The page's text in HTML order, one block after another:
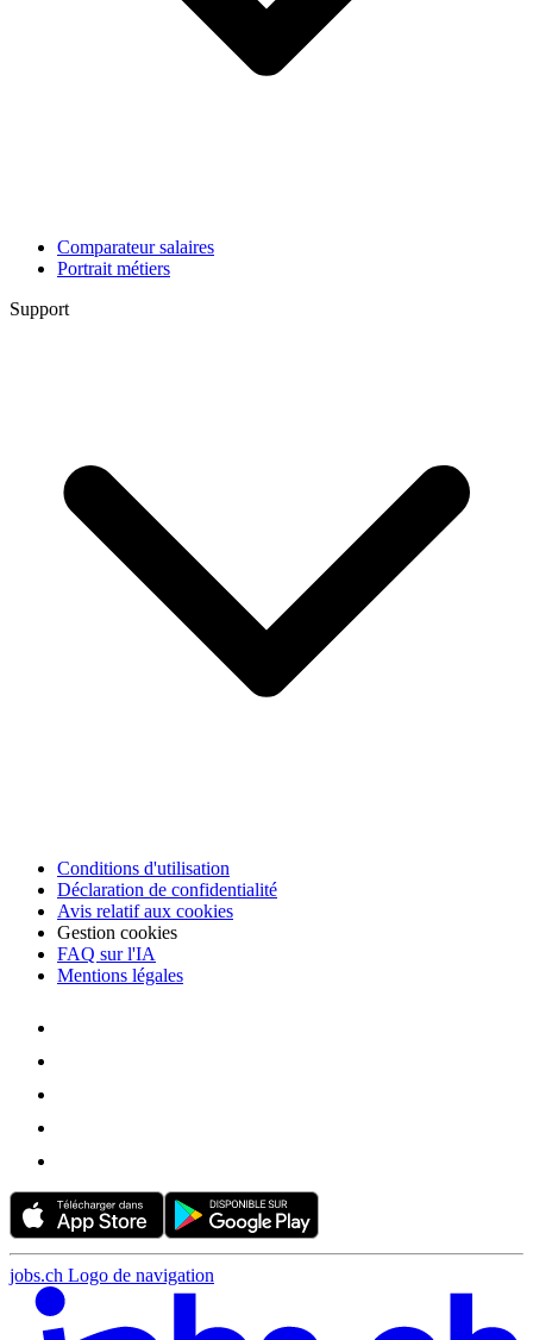
Comparateur salaires
Portrait métiers
Support
Conditions d'utilisation
Déclaration de confidentialité
Avis relatif aux cookies
Gestion cookies
FAQ sur l'IA
Mentions légales
jobs.ch Logo de navigation